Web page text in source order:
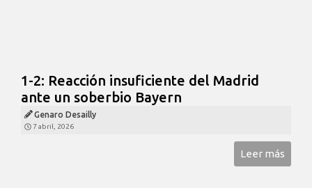
1-2: Reacción insuficiente del Madrid
ante un soberbio Bayern
Genaro Desailly
7 abril, 2026
Leer más